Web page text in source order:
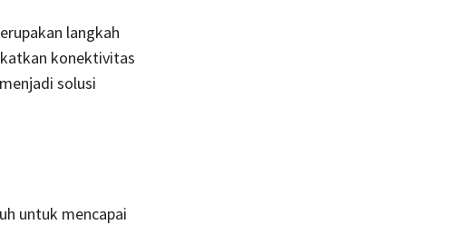
langkah
konektivitas
solusi
untuk mencapai